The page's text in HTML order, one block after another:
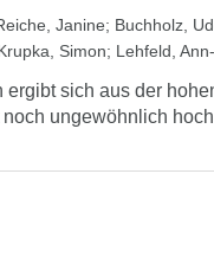
Janine; Buchholz,
Simon; Lehfeld,
sich aus der
ungewöhnlich